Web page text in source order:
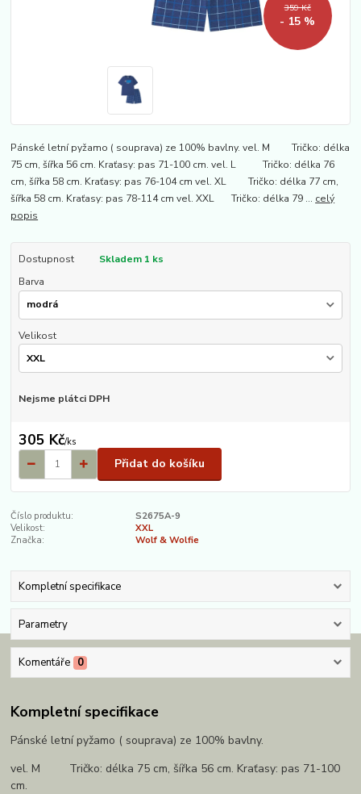
359 Kč
- 15 %
Pánské letní pyžamo ( souprava) ze 100% bavlny. vel. M Tričko: délka
75 cm, šířka 56 cm. Kraťasy: pas 71-100 cm. vel. L Tričko: délka 76
cm, šířka 58 cm. Kraťasy: pas 76-104 cm vel. XL Tričko: délka 77 cm,
šířka 58 cm. Kraťasy: pas 78-114 cm vel. XXL Tričko: délka 79 ... celý
popis
Dostupnost
Skladem 1 ks
Barva
Velikost
Nejsme plátci DPH
305 Kč/ks
Přidat do košíku
Číslo produktu:
S2675A-9
Velikost:
XXL
Značka:
Wolf & Wolfie
Kompletní specifikace
Parametry
Komentáře 0
Kompletní specifikace
Pánské letní pyžamo ( souprava) ze 100% bavlny.
vel. M Tričko: délka 75 cm, šířka 56 cm. Kraťasy: pas 71-100
cm.